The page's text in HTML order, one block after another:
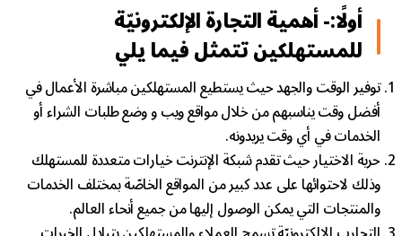
أولًا:- أهمية التجارة الإلكترونيّة
للمستهلكين تتمثل فيما يلي
توفير الوقت والجهد حيث يستطيع المستهلكين مباشرة الأعمال في
أفضل وقت يناسبهم من خلال مواقع ويب و وضع طلبات الشراء أو
الخدمات في أي وقت يريدونه.
حرية الاختيار حيث تقدم شبكة الإنترنت خيارات متعددة للمستهلك
وذلك لاحتوائها على عدد كبير من المواقع الخاصّة بمختلف الخدمات
والمنتجات التي يمكن الوصول إليها من جميع أنحاء العالم.